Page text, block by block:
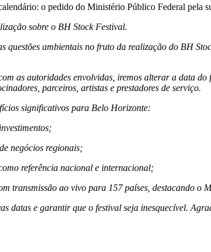
o pedido do Ministério Público Federal pela
sobre o BH Stock Festival.
questões ambientais no fruto da realização do BH
as autoridades envolvidas, iremos alterar a data
parceiros, artistas e prestadores de serviço.
significativos para Belo Horizonte:
negócios regionais;
referência nacional e internacional;
transmissão ao vivo para 157 países, destacando o
datas e garantir que o festival seja inesquecível.